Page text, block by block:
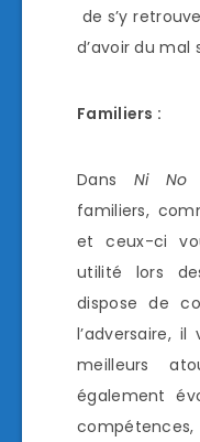
de s’y
d’avoir du mal
Familiers :
Dans Ni No
familiers,
et ceux-ci
utilité lors
dispose de
l’adversaire,
meilleurs
également